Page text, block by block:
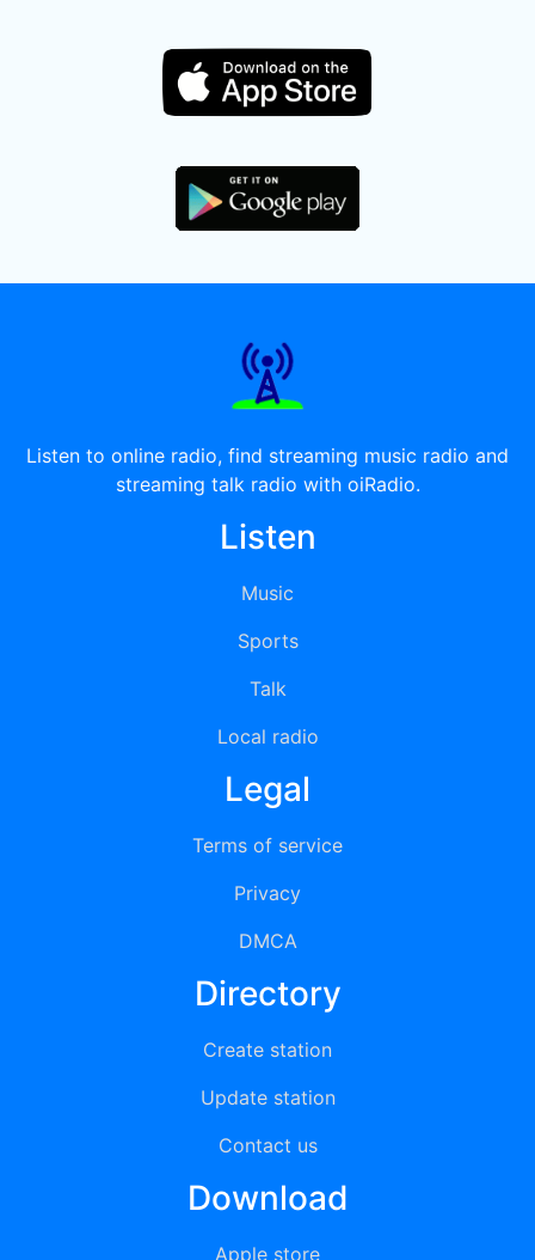
Listen to online radio, find streaming music radio and
streaming talk radio with oiRadio.
Listen
Music
Sports
Talk
Local radio
Legal
Terms of service
Privacy
DMCA
Directory
Create station
Update station
Contact us
Download
Apple store